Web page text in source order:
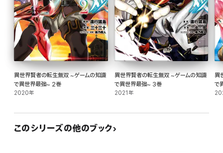
異世界賢者の転生無双 ~ゲームの知識
で異世界最強~ 2巻
2020年
異世界賢者の転生無双 ~ゲームの知識
で異世界最強~ 3巻
2021年
異
で
このシリーズの他のブック